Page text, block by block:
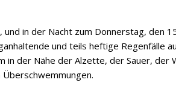
und in der Nacht zum Donnerstag, den
und teils heftige Regenfälle
in der Nähe der Alzette, der Sauer, der